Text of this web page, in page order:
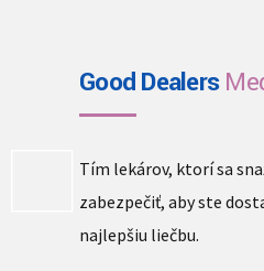
Good Dealers
Tím lekárov, ktorí sa
zabezpečiť, aby ste
najlepšiu liečbu.